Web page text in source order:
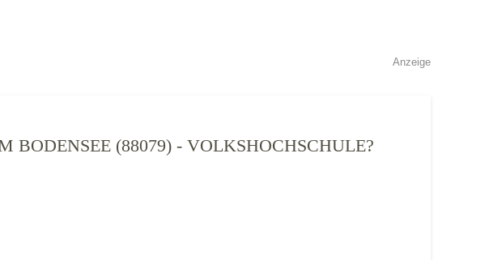
Anzeige
BODENSEE (88079) - VOLKSHOCHSCHULE?